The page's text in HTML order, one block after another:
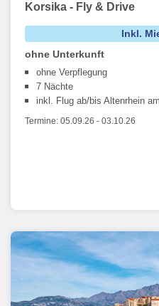
Korsika - Fly & Drive
Inkl.
ohne Unterkunft
ohne Verpflegung
7 Nächte
inkl. Flug ab/bis Altenrhein
Termine: 05.09.26 - 03.10.26